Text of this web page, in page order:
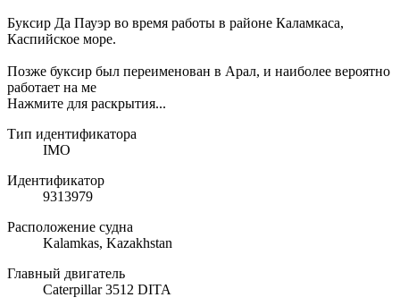
Буксир Да Пауэр во время работы в районе Каламкаса,
Каспийское море.
Позже буксир был переименован в Арал, и наиболее вероятно
работает на ме
Нажмите для раскрытия...
Тип идентификатора
IMO
Идентификатор
9313979
Расположение судна
Kalamkas, Kazakhstan
Главный двигатель
Caterpillar 3512 DITA